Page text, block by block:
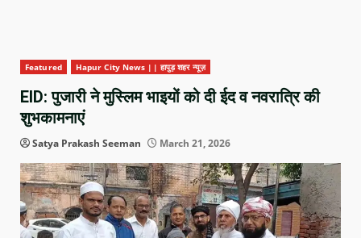
Featured Hapur City News || हापुड़ शहर न्यूज़
EID: पुजारी ने मुस्लिम भाइयों को दी ईद व नवरात्रि की
शुभकामनाएं
Satya Prakash Seeman March 21, 2026